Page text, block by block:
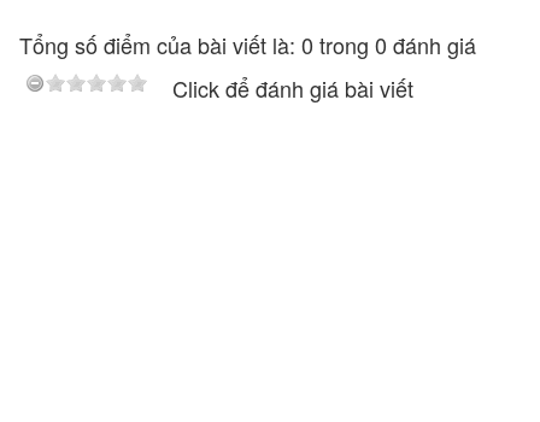
Tổng số điểm của bài viết là: 0 trong 0 đánh giá
Click để đánh giá bài viết